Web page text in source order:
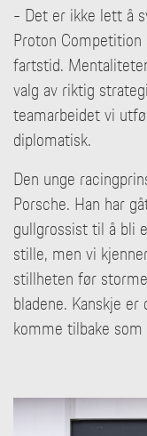
- Det er ikke lett å
Proton
fartstid.
valg av riktig
teamarbeidet vi
diplomatisk.
Den unge
Porsche. Han har
gullgrossist til å bli
stille, men vi
stillheten før
bladene. Kanskje
komme tilbake som